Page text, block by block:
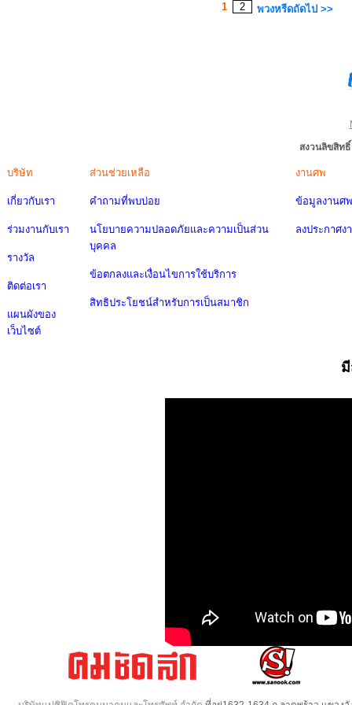
1 2 พวงหรีดถัดไป >>
สงวนลิขสิท
บริษัท
เกี่ยวกับเรา
ร่วมงานกับเรา
รางวัล
ติดต่อเรา
แผนผังของ
เว็บไซต์
ส่วนช่วยเหลือ
คำถามที่พบบ่อย
นโยบายความปลอดภัยและความเป็นส่วน
บุคคล
ข้อตกลงและเงื่อนไขการใช้บริการ
สิทธิประโยชน์สำหรับการเป็นสมาชิก
งานศพ
ข้อมูลงานศพ
ลงประกาศง